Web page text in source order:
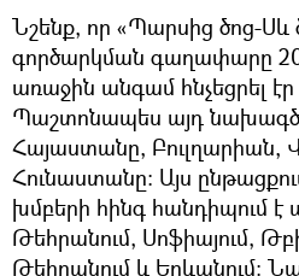
Նշենք, որ «Պարսից ծոց-
գործարկման գաղափարը
առաջին անգամ հնչեցրել
Պաշտոնապես այդ
Հայաստանը, Բուլղարիան,
Հունաստանը։ Այս
խմբերի հինգ հանդիպում է
Թեհրանում, Սոֆիայում,
Թեհրանում և Երևանում: